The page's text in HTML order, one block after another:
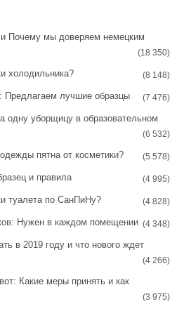
Почему мы доверяем немецким
(18 350)
холодильника? (8 148)
Предлагаем лучшие образцы (7 476)
одну уборщицу в образовательном
(6 532)
пятна от косметики? (5 578)
и правила (4 995)
туалета по СанПиНу? (4 828)
Нужен в каждом помещении (4 348)
в 2019 году и что нового ждет
(4 266)
Какие меры принять и как
(3 975)